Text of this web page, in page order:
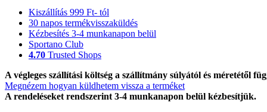
Kiszállítás 999 Ft- tól
30 napos termékvisszaküldés
Kézbesítés 3-4 munkanapon belül
Sportano Club
4.70 Trusted Shops
A végleges szállítási költség a szállítmány súlyától és méretétől
Megnézem hogyan küldhetem vissza a terméket
A rendeléseket rendszerint 3-4 munkanapon belül kézbesítjük.